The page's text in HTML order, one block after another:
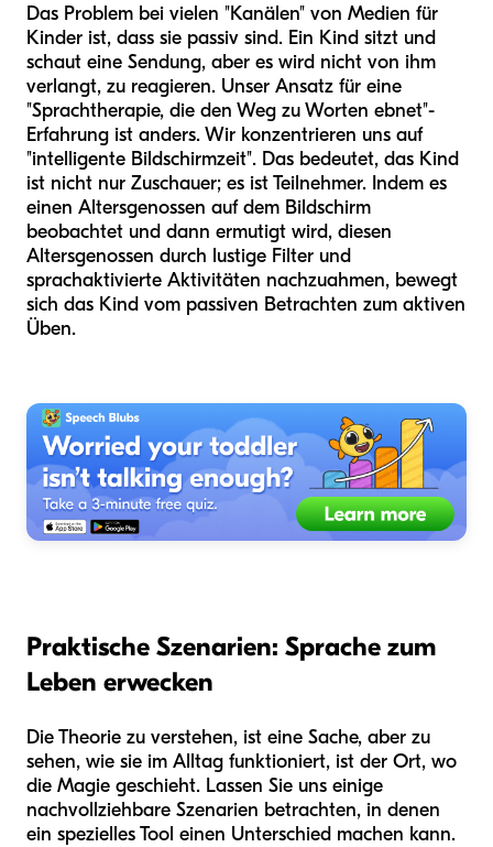
Das Problem bei vielen "Kanälen" von Medien für
Kinder ist, dass sie passiv sind. Ein Kind sitzt und
schaut eine Sendung, aber es wird nicht von ihm
verlangt, zu reagieren. Unser Ansatz für eine
"Sprachtherapie, die den Weg zu Worten ebnet"-
Erfahrung ist anders. Wir konzentrieren uns auf
"intelligente Bildschirmzeit". Das bedeutet, das Kind
ist nicht nur Zuschauer; es ist Teilnehmer. Indem es
einen Altersgenossen auf dem Bildschirm
beobachtet und dann ermutigt wird, diesen
Altersgenossen durch lustige Filter und
sprachaktivierte Aktivitäten nachzuahmen, bewegt
sich das Kind vom passiven Betrachten zum aktiven
Üben.
Praktische Szenarien: Sprache zum
Leben erwecken
Die Theorie zu verstehen, ist eine Sache, aber zu
sehen, wie sie im Alltag funktioniert, ist der Ort, wo
die Magie geschieht. Lassen Sie uns einige
nachvollziehbare Szenarien betrachten, in denen
ein spezielles Tool einen Unterschied machen kann.